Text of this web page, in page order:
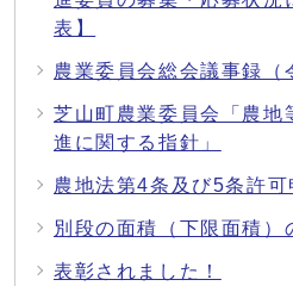
表】
農業委員会総会議事録（
芝山町農業委員会「農地
進に関する指針」
農地法第4条及び5条許可
別段の面積（下限面積）
表彰されました！